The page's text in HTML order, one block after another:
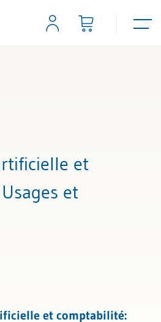
et
et
et comptabilité: